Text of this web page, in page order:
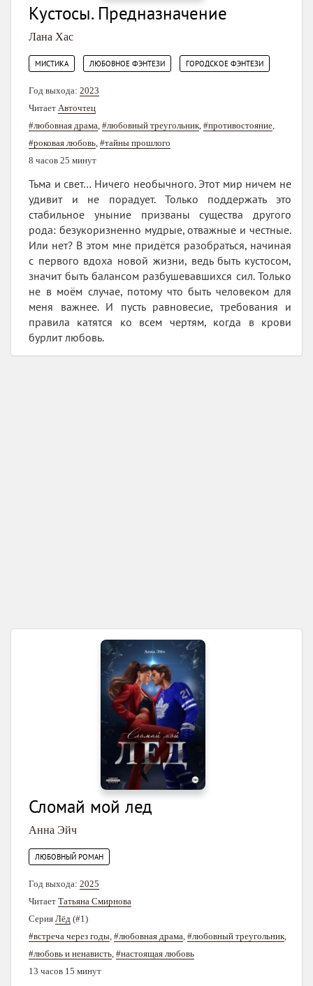
Кустосы. Предназначение
Лана Хас
МИСТИКА ЛЮБОВНОЕ ФЭНТЕЗИ ГОРОДСКОЕ ФЭНТЕЗИ
Год выхода: 2023
Читает Авточтец
#любовная драма, #любовный треугольник, #противостояние,
#роковая любовь, #тайны прошлого
8 часов 25 минут
Тьма и свет… Ничего необычного. Этот мир ничем не
удивит и не порадует. Только поддержать это
стабильное уныние призваны существа другого
рода: безукоризненно мудрые, отважные и честные.
Или нет? В этом мне придётся разобраться, начиная
с первого вдоха новой жизни, ведь быть кустосом,
значит быть балансом разбушевавшихся сил. Только
не в моём случае, потому что быть человеком для
меня важнее. И пусть равновесие, требования и
правила катятся ко всем чертям, когда в крови
бурлит любовь.
Сломай мой лед
Анна Эйч
ЛЮБОВНЫЙ РОМАН
Год выхода: 2025
Читает Татьяна Смирнова
Серия Лёд (#1)
#встреча через годы #любовная драма #любовный треугольник
#любовь и ненависть #настоящая любовь
13 часов 15 минут